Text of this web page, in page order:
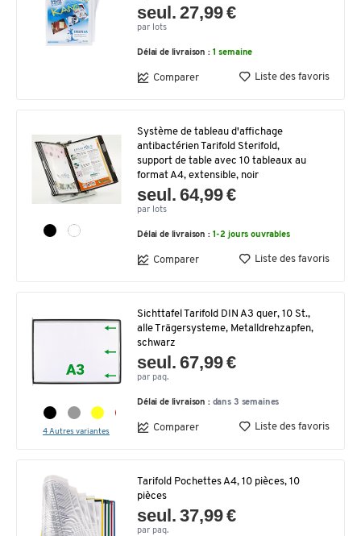
seul. 27,99 €
par lots
Délai de livraison : 1 semaine
Comparer Liste des favoris
Système de tableau d'affichage
antibactérien Tarifold Sterifold,
support de table avec 10 tableaux au
format A4, extensible, noir
seul. 64,99 €
par lots
Délai de livraison : 1-2 jours ouvrables
Comparer Liste des favoris
4 Autres variantes
Sichttafel Tarifold DIN A3 quer, 10 St.,
alle Trägersysteme, Metalldrehzapfen,
schwarz
seul. 67,99 €
par paq.
Délai de livraison : dans 3 semaines
Comparer Liste des favoris
Tarifold Pochettes A4, 10 pièces, 10
pièces
seul. 37,99 €
par paq.